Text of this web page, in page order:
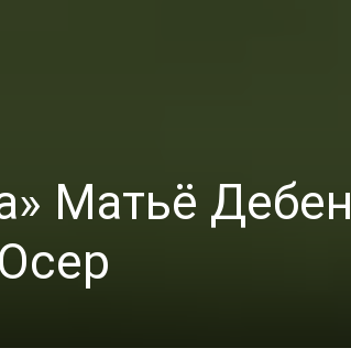
Матьё Дебен